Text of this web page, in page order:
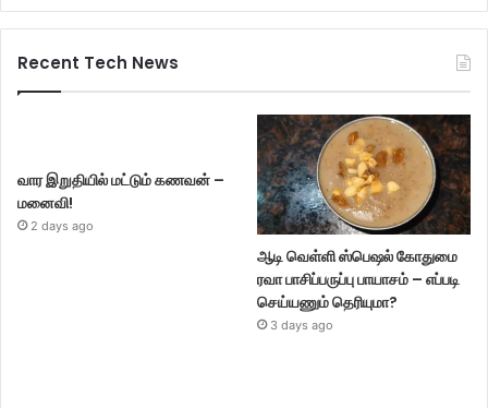
Recent Tech News
வார இறுதியில் மட்டும் கணவன் –
மனைவி!
2 days ago
ஆடி வெள்ளி ஸ்பெஷல் கோதுமை
ரவா பாசிப்பருப்பு பாயாசம் – எப்படி
செய்யணும் தெரியுமா?
3 days ago